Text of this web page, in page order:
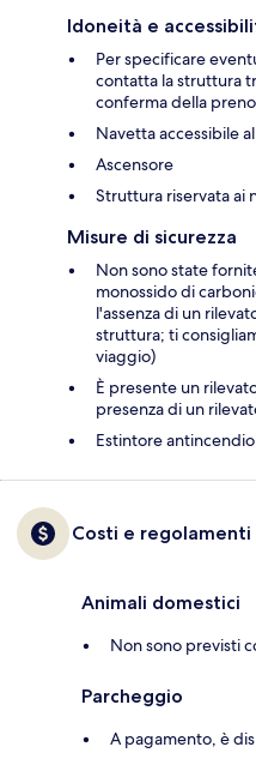
Idoneità e
Per specificare
contatta la struttura
conferma della
Navetta accessibile
Ascensore
Struttura riservata ai
Misure di sicurezza
Non sono state
monossido di
l'assenza di un
struttura; ti
viaggio)
È presente un
presenza di un
Estintore antincendio
Costi e regolamenti
Animali domestici
Non sono previsti
Parcheggio
A pagamento, è